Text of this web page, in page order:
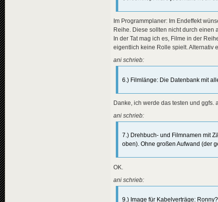
Im Programmplaner: Im Endeffekt
Reihe. Diese sollten nicht durch einen
In der Tat mag ich es, Filme in der
eigentlich keine Rolle spielt. Alternativ
ani schrieb:
6.) Filmlänge: Die Datenbank mit
Danke, ich werde das testen und ggfs.
ani schrieb:
7.) Drehbuch- und Filmnamen mit
oben). Ohne großen Aufwand (der
OK.
ani schrieb:
9.) Image für Kabelverträge: